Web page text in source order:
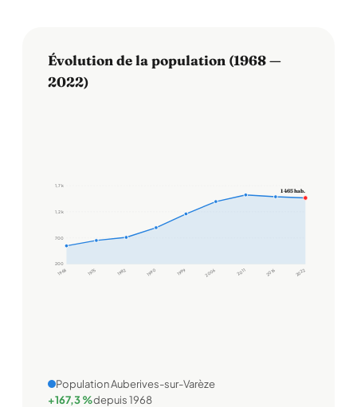
Évolution de la population (1968 —
2022)
200
700
1,2 k
1,7 k
1968 1975 1982 1990 1999 2006 2011 2016 2022
1 465 hab.
Population Auberives-sur-Varèze
+167,3 %depuis 1968